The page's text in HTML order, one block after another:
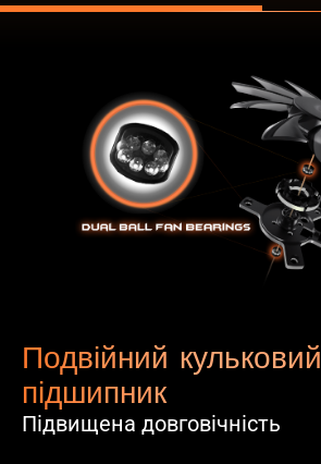
Подвійний кульковий
підшипник
Підвищена довговічність